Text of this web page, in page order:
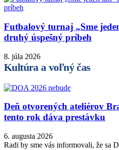
Futbalový turnaj „Sme
druhý úspešný príbeh
8. júla 2026
Kultúra a voľný čas
Deň otvorených ateliérov
tento rok dáva prestávku
6. augusta 2026
Radi by sme vás informovali, že sa